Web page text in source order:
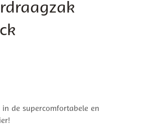
de supercomfortabele en